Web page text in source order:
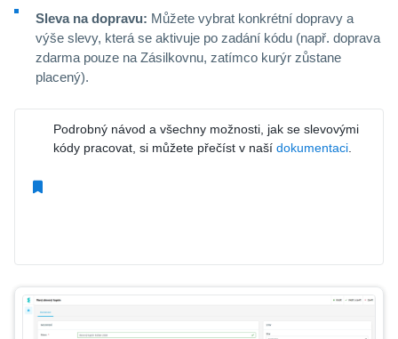
Sleva na dopravu: Můžete vybrat konkrétní dopravy a
výše slevy, která se aktivuje po zadání kódu (např. doprava
zdarma pouze na Zásilkovnu, zatímco kurýr zůstane
placený).
Podrobný návod a všechny možnosti, jak se slevovými
kódy pracovat, si můžete přečíst v naší dokumentaci